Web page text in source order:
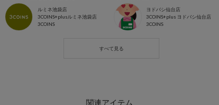
ルミネ池袋店
3COINS+plusルミネ池袋店
3COINS
ヨドバシ仙台店
3COINS+plus ヨドバシ仙台店
3COINS